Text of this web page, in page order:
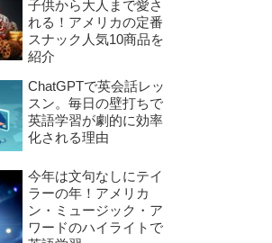
子供から大人まで愛さ
れる！アメリカの定番
スナック人気10商品を
紹介
ChatGPTで英会話レッ
スン。毎日の壁打ちで
英語学習が劇的に効率
化される理由
今年は文句なしにテイ
ラーの年！アメリカ
ン・ミュージック・ア
ワードのハイライトで